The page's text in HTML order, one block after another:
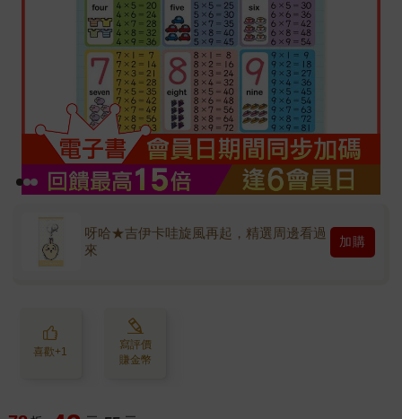
呀哈★吉伊卡哇旋風再起，精選周邊看過
來
加購
喜歡+1
寫評價
賺金幣